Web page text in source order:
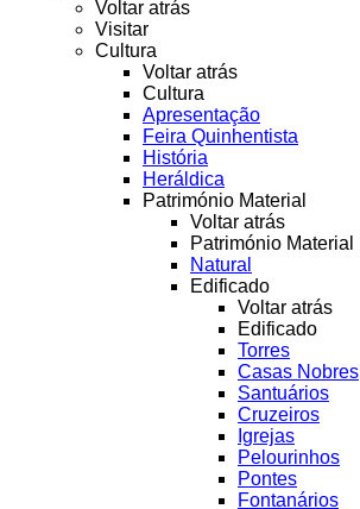
Voltar atrás
Visitar
Cultura
Voltar atrás
Cultura
Apresentação
Feira Quinhentista
História
Heráldica
Património Material
Voltar atrás
Património Material
Natural
Edificado
Voltar atrás
Edificado
Torres
Casas Nobres
Santuários
Cruzeiros
Igrejas
Pelourinhos
Pontes
Fontanários